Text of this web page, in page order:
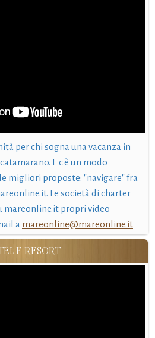
per chi sogna una vacanza in
E c'è un modo
migliori proposte: "navigare" fra
Le società di charter
mareonline.it propri video
a mareonline@mareonline.it
E RESORT